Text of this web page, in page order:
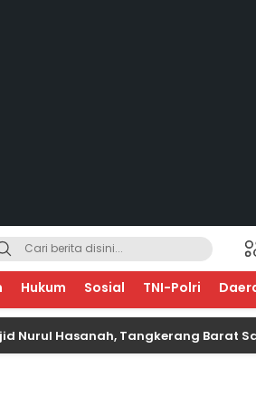
Hukum Sosial TNI-Polri
Hasanah, Tangkerang Barat